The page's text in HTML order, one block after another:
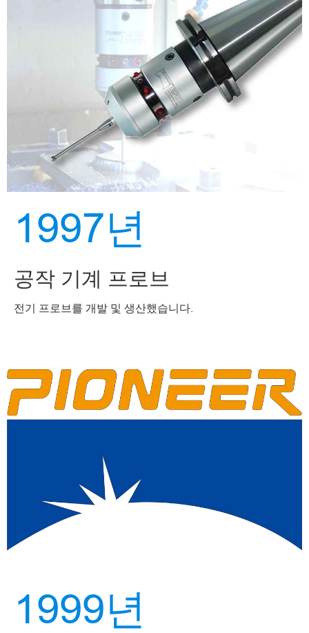
1997년
공작 기계 프로브
전기 프로브를 개발 및 생산했습니다.
1999년